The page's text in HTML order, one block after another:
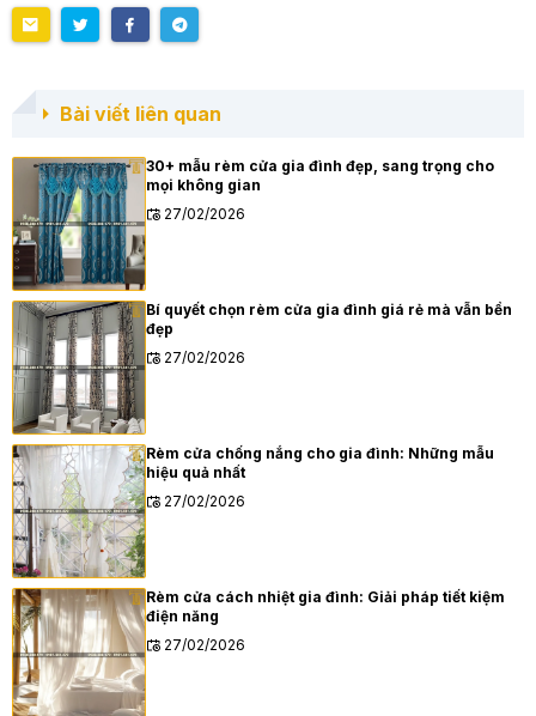
Bài viết liên quan
30+ mẫu rèm cửa gia đình đẹp, sang trọng cho
mọi không gian
27/02/2026
Bí quyết chọn rèm cửa gia đình giá rẻ mà vẫn bền
đẹp
27/02/2026
Rèm cửa chống nắng cho gia đình: Những mẫu
hiệu quả nhất
27/02/2026
Rèm cửa cách nhiệt gia đình: Giải pháp tiết kiệm
điện năng
27/02/2026